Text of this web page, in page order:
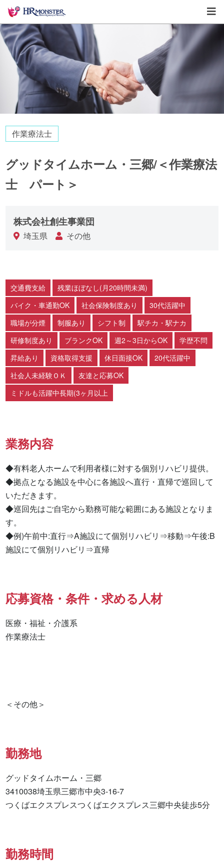
作業療法士
グッドタイムホーム・三郷/＜作業療法
士 パート＞
株式会社創生事業団
埼玉県 その他
交通費支給
残業ほぼなし(月20時間未満)
バイク・車通勤OK
社会保険制度あり
30代活躍中
職場が分煙
制服あり シフト制
駅チカ・駅ナカ
研修制度あり
ブランクOK 週2～3日からOK
学歴不問
昇給あり
資格取得支援 休日面接OK
20代活躍中
社会人未経験ＯＫ
友達と応募OK
ミドルも活躍中長期(3ヶ月以上
業務内容
◆有料老人ホームで利用者様に対する個別リハビリ提供。
◆拠点となる施設を中心に各施設へ直行・直帰で巡回して
いただきます。
◆巡回先はご自宅から勤務可能な範囲にある施設となりま
す。
◆例)午前中:直行⇒A施設にて個別リハビリ⇒移動⇒午後:B
施設にて個別リハビリ⇒直帰
応募資格・条件・求める人材
医療・福祉・介護系
作業療法士
勤務地
グッドタイムホーム・三郷
3410038埼玉県三郷市中央3-16-7
つくばエクスプレスつくばエクスプレス三郷中央徒歩5分
勤務時間